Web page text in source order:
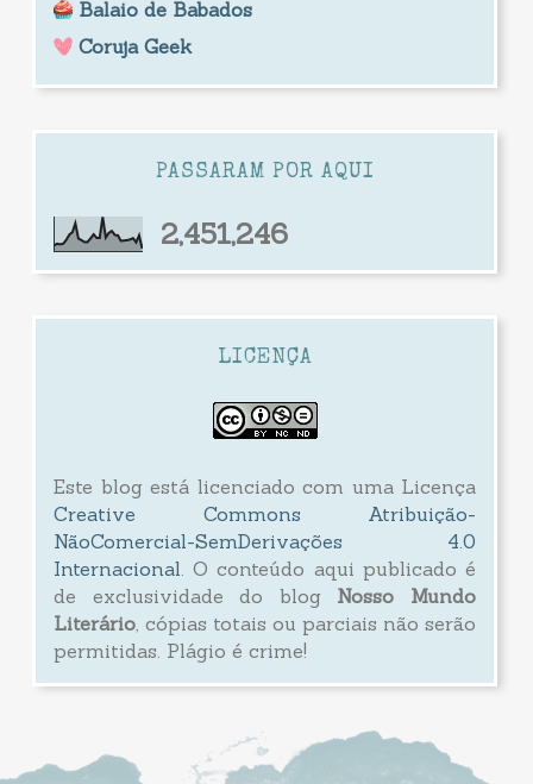
Balaio de Babados
Coruja Geek
PASSARAM POR AQUI
2,451,246
LICENÇA
Este blog está licenciado com uma Licença
Creative Commons Atribuição-
NãoComercial-SemDerivações 4.0
Internacional . O conteúdo aqui publicado é
de exclusividade do blog Nosso Mundo
Literário , cópias totais ou parciais não serão
permitidas. Plágio é crime!